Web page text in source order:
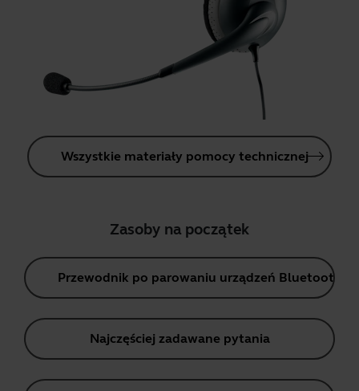
Wszystkie materiały pomocy technicznej
Zasoby na początek
Przewodnik po parowaniu urządzeń Bluetooth
Najczęściej zadawane pytania